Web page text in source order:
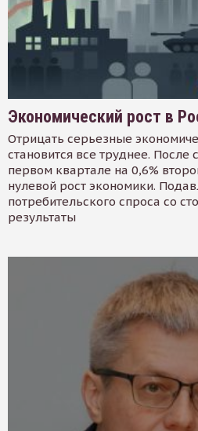
Экономический рост в
Отрицать серьезные
становится все труднее.
первом квартале на 0,6%
нулевой рост экономики.
потребительского спроса со
результаты